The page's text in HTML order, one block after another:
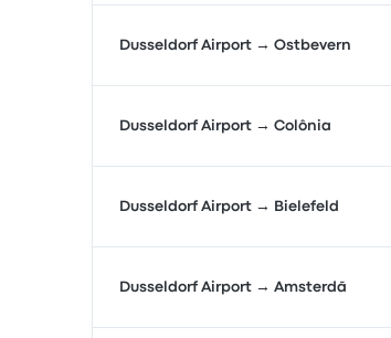
Dusseldorf Airport → Ostbevern
Dusseldorf Airport → Colônia
Dusseldorf Airport → Bielefeld
Dusseldorf Airport → Amsterdã